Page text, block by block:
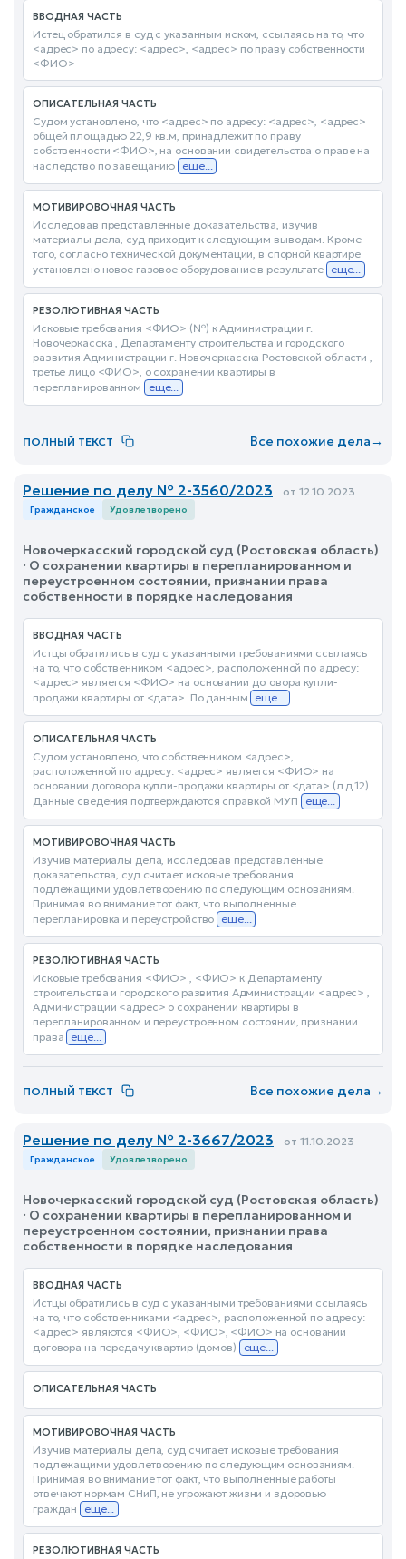
ВВОДНАЯ ЧАСТЬ
Истец обратился в суд с указанным иском, ссылаясь на то, что
<адрес> по адресу: <адрес>, <адрес> по праву собственности
<ФИО>
ОПИСАТЕЛЬНАЯ ЧАСТЬ
Судом установлено, что <адрес> по адресу: <адрес>, <адрес>
общей площадью 22,9 кв.м, принадлежит по праву
собственности <ФИО>, на основании свидетельства о праве на
наследство по завещанию еще...
МОТИВИРОВОЧНАЯ ЧАСТЬ
Исследовав представленные доказательства, изучив
материалы дела, суд приходит к следующим выводам. Кроме
того, согласно технической документации, в спорной квартире
установлено новое газовое оборудование в результате еще...
РЕЗОЛЮТИВНАЯ ЧАСТЬ
Исковые требования <ФИО> (№) к Администрации г.
Новочеркасска , Департаменту строительства и городского
развития Администрации г. Новочеркасска Ростовской области ,
третье лицо <ФИО>, о сохранении квартиры в
перепланированном
еще...
ПОЛНЫЙ ТЕКСТ Все похожие дела→
Решение по делу № 2-3560/2023 от 12.10.2023
Гражданское Удовлетворено
Новочеркасский городской суд (Ростовская область)
· О сохранении квартиры в перепланированном и
переустроенном состоянии, признании права
собственности в порядке наследования
ВВОДНАЯ ЧАСТЬ
Истцы обратились в суд с указанными требованиями ссылаясь
на то, что собственником <адрес>, расположенной по адресу:
<адрес> является <ФИО> на основании договора купли-
продажи квартиры от <дата>. По данным еще...
ОПИСАТЕЛЬНАЯ ЧАСТЬ
Судом установлено, что собственником <адрес>,
расположенной по адресу: <адрес> является <ФИО> на
основании договора купли-продажи квартиры от <дата>.(л.д.12).
Данные сведения подтверждаются справкой МУП
еще...
МОТИВИРОВОЧНАЯ ЧАСТЬ
Изучив материалы дела, исследовав представленные
доказательства, суд считает исковые требования
подлежащими удовлетворению по следующим основаниям.
Принимая во внимание тот факт, что выполненные
перепланировка и переустройство еще...
РЕЗОЛЮТИВНАЯ ЧАСТЬ
Исковые требования <ФИО> , <ФИО> к Департаменту
строительства и городского развития Администрации <адрес> ,
Администрации <адрес> о сохранении квартиры в
перепланированном и переустроенном состоянии, признании
права еще...
ПОЛНЫЙ ТЕКСТ Все похожие дела→
Решение по делу № 2-3667/2023 от 11.10.2023
Гражданское Удовлетворено
Новочеркасский городской суд (Ростовская область)
· О сохранении квартиры в перепланированном и
переустроенном состоянии, признании права
собственности в порядке наследования
ВВОДНАЯ ЧАСТЬ
Истцы обратились в суд с указанными требованиями ссылаясь
на то, что собственниками <адрес>, расположенной по адресу:
<адрес> являются <ФИО>, <ФИО>, <ФИО> на основании
договора на передачу квартир (домов)
еще...
ОПИСАТЕЛЬНАЯ ЧАСТЬ
МОТИВИРОВОЧНАЯ ЧАСТЬ
Изучив материалы дела, суд считает исковые требования
подлежащими удовлетворению по следующим основаниям.
Принимая во внимание тот факт, что выполненные работы
отвечают нормам СНиП, не угрожают жизни и здоровью
граждан еще...
РЕЗОЛЮТИВНАЯ ЧАСТЬ